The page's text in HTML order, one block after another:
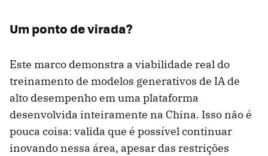
Um ponto de virada?
Este marco demonstra a viabilidade real do
treinamento de modelos generativos de IA de
alto desempenho em uma plataforma
desenvolvida inteiramente na China. Isso não é
pouca coisa: valida que é possível continuar
inovando nessa área, apesar das restrições